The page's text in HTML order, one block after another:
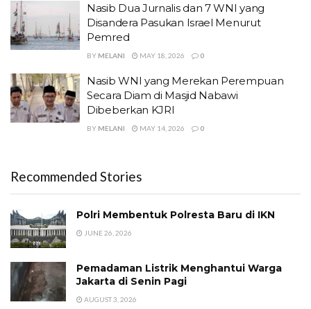
Nasib Dua Jurnalis dan 7 WNI yang
Disandera Pasukan Israel Menurut
Pemred
BY MELANI MAY 18, 2026 0
Nasib WNI yang Merekan Perempuan
Secara Diam di Masjid Nabawi
Dibeberkan KJRI
BY MELANI MAY 14, 2026 0
Recommended Stories
Polri Membentuk Polresta Baru di IKN
JUNE 26, 2026
Pemadaman Listrik Menghantui Warga
Jakarta di Senin Pagi
AUGUST 3, 2026